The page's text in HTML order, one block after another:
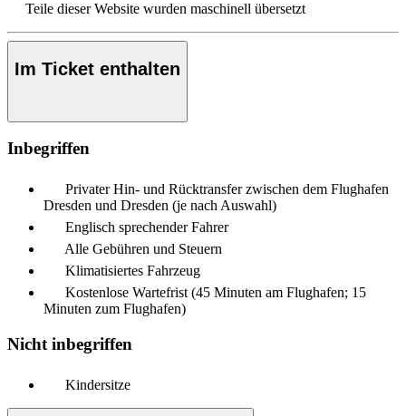
Teile dieser Website wurden maschinell übersetzt
Im Ticket enthalten
Inbegriffen
Privater Hin- und Rücktransfer zwischen dem Flughafen
Dresden und Dresden (je nach Auswahl)
Englisch sprechender Fahrer
Alle Gebühren und Steuern
Klimatisiertes Fahrzeug
Kostenlose Wartefrist (45 Minuten am Flughafen; 15
Minuten zum Flughafen)
Nicht inbegriffen
Kindersitze